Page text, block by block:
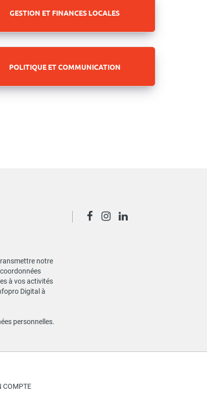
GESTION ET FINANCES LOCALES
POLITIQUE ET COMMUNICATION
notre
à vos activités
Digital à
personnelles.
COMPTE